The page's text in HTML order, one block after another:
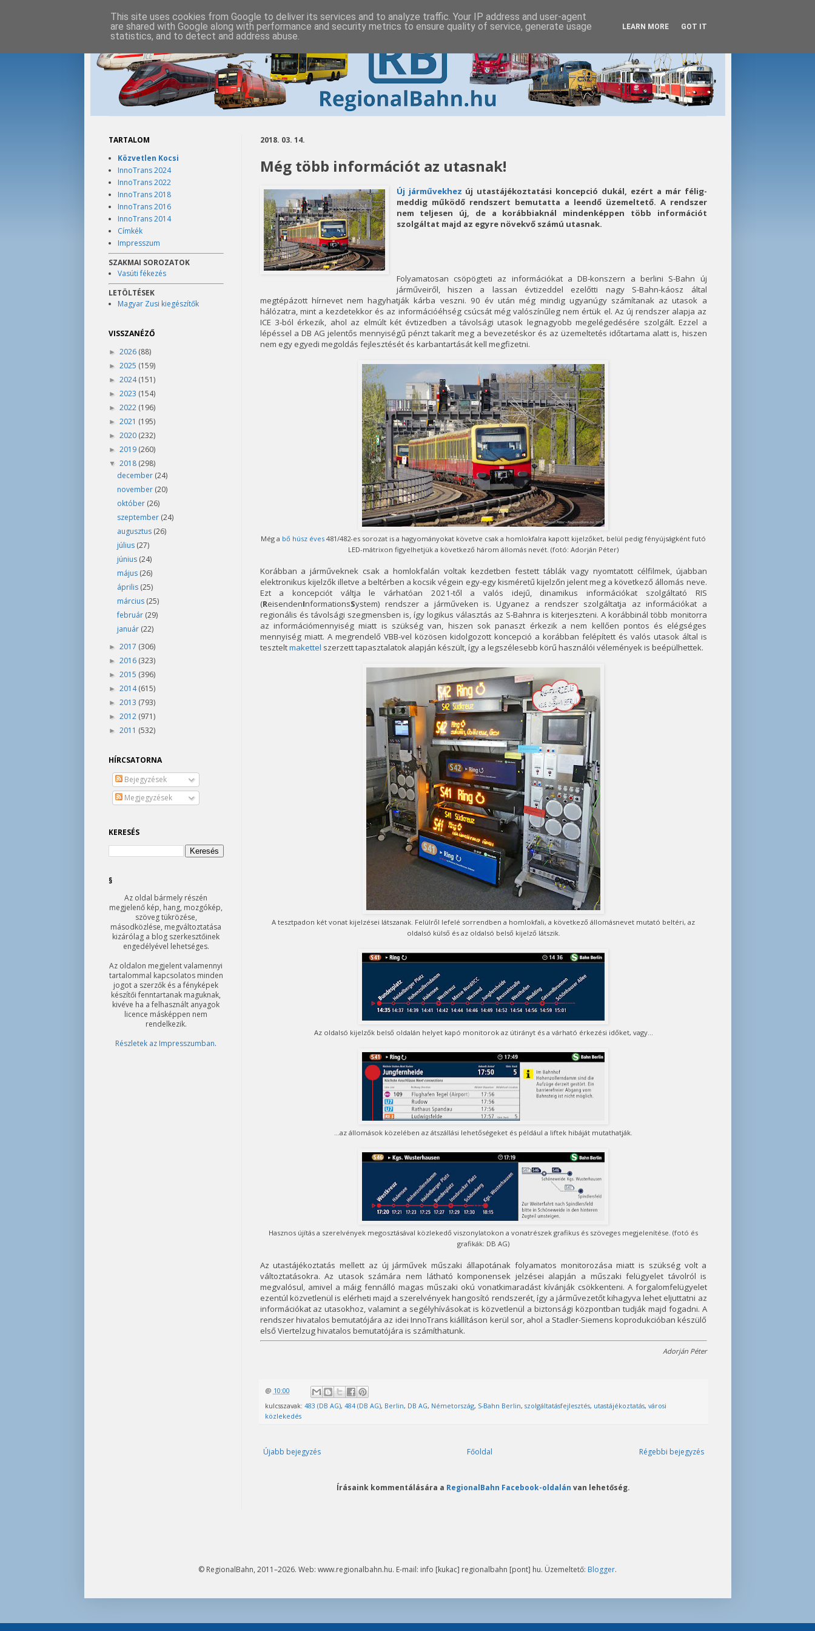
2018. 03. 14.
Még több információt az utasnak!
Új járművekhez új utastájékoztatási koncepció dukál, ezért a már félig-
meddig működő rendszert bemutatta a leendő üzemeltető. A rendszer
nem teljesen új, de a korábbiaknál mindenképpen több információt
szolgáltat majd az egyre növekvő számú utasnak.
Folyamatosan csöpögteti az információkat a DB-konszern a berlini S-Bahn új
járműveiről, hiszen a lassan évtizeddel ezelőtti nagy S-Bahn-káosz által
megtépázott hírnevet nem hagyhatják kárba veszni. 90 év után még mindig ugyanúgy számítanak az utasok a
hálózatra, mint a kezdetekkor és az információéhség csúcsát még valószínűleg nem értük el. Az új rendszer alapja az
ICE 3-ból érkezik, ahol az elmúlt két évtizedben a távolsági utasok legnagyobb megelégedésére szolgált. Ezzel a
lépéssel a DB AG jelentős mennyiségű pénzt takarít meg a bevezetéskor és az üzemeltetés időtartama alatt is, hiszen
nem egy egyedi megoldás fejlesztését és karbantartását kell megfizetni.
Még a bő húsz éves 481/482-es sorozat is a hagyományokat követve csak a homlokfalra kapott kijelzőket, belül pedig fényújságként futó
LED-mátrixon figyelhetjük a következő három állomás nevét. (fotó: Adorján Péter)
Korábban a járműveknek csak a homlokfalán voltak kezdetben festett táblák vagy nyomtatott célfilmek, újabban
elektronikus kijelzők illetve a beltérben a kocsik végein egy-egy kisméretű kijelzőn jelent meg a következő állomás neve.
Ezt a koncepciót váltja le várhatóan 2021-től a valós idejű, dinamikus információkat szolgáltató RIS
(ReisendenInformationsSystem) rendszer a járműveken is. Ugyanez a rendszer szolgáltatja az információkat a
regionális és távolsági szegmensben is, így logikus választás az S-Bahnra is kiterjeszteni. A korábbinál több monitorra
az információmennyiség miatt is szükség van, hiszen sok panaszt érkezik a nem kellően pontos és elégséges
mennyiség miatt. A megrendelő VBB-vel közösen kidolgozott koncepció a korábban felépített és valós utasok által is
teszteltmakettel szerzett tapasztalatok alapján készült, így a legszélesebb körű használói vélemények is beépülhettek.
A tesztpadon két vonat kijelzései látszanak. Felülről lefelé sorrendben a homlokfali, a következő állomásnevet mutató beltéri, az
oldalsó külső és az oldalsó belső kijelző látszik.
Az oldalsó kijelzők belső oldalán helyet kapó monitorok az útirányt és a várható érkezési időket, vagy...
...az állomások közelében az átszállási lehetőségeket és például a liftek hibáját mutathatják.
Hasznos újítás a szerelvények megosztásával közlekedő viszonylatokon a vonatrészek grafikus és szöveges megjelenítése. (fotó és
grafikák: DB AG)
Az utastájékoztatás mellett az új járművek műszaki állapotának folyamatos monitorozása miatt is szükség volt a
változtatásokra. Az utasok számára nem látható komponensek jelzései alapján a műszaki felügyelet távolról is
megvalósul, amivel a máig fennálló magas műszaki okú vonatkimaradást kívánják csökkenteni. A forgalomfelügyelet
ezentúl közvetlenül is elérheti majd a szerelvények hangosító rendszerét, így a járművezetőt kihagyva lehet eljuttatni az
információkat az utasokhoz, valamint a segélyhívásokat is közvetlenül a biztonsági központban tudják majd fogadni. A
rendszer hivatalos bemutatójára az idei InnoTrans kiállításon kerül sor, ahol a Stadler-Siemens koprodukcióban készülő
első Viertelzug hivatalos bemutatójára is számíthatunk.
Adorján Péter
@ 10:00
kulcsszavak: 483 (DB AG), 484 (DB AG), Berlin, DB AG, Németország, S-Bahn Berlin, szolgáltatásfejlesztés, utastájékoztatás, városi
közlekedés
Újabb bejegyzés Régebbi bejegyzés
Főoldal
Írásaink kommentálására a RegionalBahn Facebook-oldalán van lehetőség.
TARTALOM
Közvetlen Kocsi
InnoTrans 2024
InnoTrans 2022
InnoTrans 2018
InnoTrans 2016
InnoTrans 2014
Címkék
Impresszum
SZAKMAI SOROZATOK
Vasúti fékezés
LETÖLTÉSEK
Magyar Zusi kiegészítők
VISSZANÉZŐ
► 2026 (88)
► 2025 (159)
► 2024(151)
► 2023 (154)
► 2022 (196)
► 2021 (195)
► 2020 (232)
► 2019 (260)
▼ 2018 (298)
december (24)
november (20)
október (26)
szeptember (24)
augusztus (26)
július (27)
június (24)
május (26)
április (25)
március (25)
február (29)
január (22)
► 2017 (306)
► 2016 (323)
► 2015 (396)
► 2014(615)
► 2013 (793)
► 2012 (971)
► 2011 (532)
HÍRCSATORNA
Bejegyzések
Megjegyzések
KERESÉS
§
Az oldal bármely részén
megjelenő kép, hang, mozgókép,
szöveg tükrözése,
másodközlése, megváltoztatása
kizárólag a blog szerkesztőinek
engedélyével lehetséges.
Az oldalon megjelent valamennyi
tartalommal kapcsolatos minden
jogot a szerzők és a fényképek
készítői fenntartanak maguknak,
kivéve ha a felhasznált anyagok
licence másképpen nem
rendelkezik.
Részletek az Impresszumban.
© RegionalBahn, 2011–2026. Web: www.regionalbahn.hu. E-mail: info [kukac] regionalbahn [pont] hu. Üzemeltető: Blogger.
This site uses cookies from Google to deliver its services and to analyze traffic. Your IP address and user-agent
are shared with Google along with performance and security metrics to ensure quality of service, generate usage
statistics, and to detect and address abuse.
LEARN MORE GOT IT